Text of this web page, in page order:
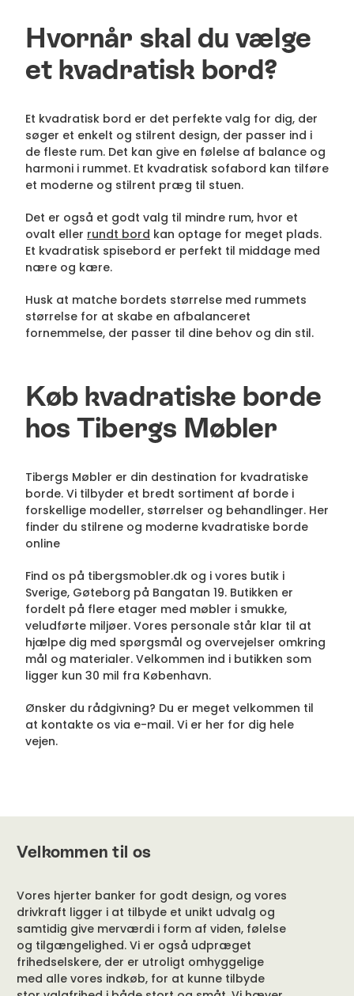
Hvornår skal du vælge
et kvadratisk bord?
Et kvadratisk bord er det perfekte valg for dig, der
søger et enkelt og stilrent design, der passer ind i
de fleste rum. Det kan give en følelse af balance og
harmoni i rummet. Et kvadratisk sofabord kan tilføre
et moderne og stilrent præg til stuen.
Det er også et godt valg til mindre rum, hvor et
ovalt eller rundt bord kan optage for meget plads.
Et kvadratisk spisebord er perfekt til middage med
nære og kære.
Husk at matche bordets størrelse med rummets
størrelse for at skabe en afbalanceret
fornemmelse, der passer til dine behov og din stil.
Køb kvadratiske borde
hos Tibergs Møbler
Tibergs Møbler er din destination for kvadratiske
borde. Vi tilbyder et bredt sortiment af borde i
forskellige modeller, størrelser og behandlinger. Her
finder du stilrene og moderne kvadratiske borde
online
Find os på tibergsmobler.dk og i vores butik i
Sverige, Gøteborg på Bangatan 19. Butikken er
fordelt på flere etager med møbler i smukke,
veludførte miljøer. Vores personale står klar til at
hjælpe dig med spørgsmål og overvejelser omkring
mål og materialer. Velkommen ind i butikken som
ligger kun 30 mil fra København.
Ønsker du rådgivning? Du er meget velkommen til
at kontakte os via e-mail. Vi er her for dig hele
vejen.
Velkommen til os
Vores hjerter banker for godt design, og vores
drivkraft ligger i at tilbyde et unikt udvalg og
samtidig give merværdi i form af viden, følelse
og tilgængelighed. Vi er også udpræget
frihedselskere, der er utroligt omhyggelige
med alle vores indkøb, for at kunne tilbyde